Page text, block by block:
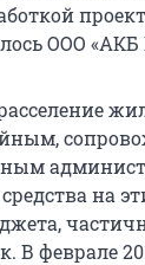
ООО «АКБ
на
В феврале